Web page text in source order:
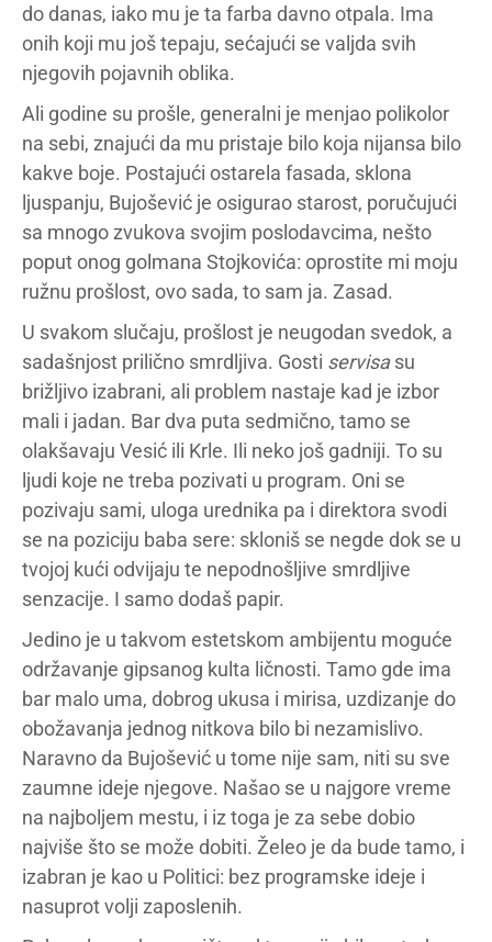
do danas, iako mu je ta farba davno otpala. Ima
onih koji mu još tepaju, sećajući se valjda svih
njegovih pojavnih oblika.
Ali godine su prošle, generalni je menjao polikolor
na sebi, znajući da mu pristaje bilo koja nijansa bilo
kakve boje. Postajući ostarela fasada, sklona
ljuspanju, Bujošević je osigurao starost, poručujući
sa mnogo zvukova svojim poslodavcima, nešto
poput onog golmana Stojkovića: oprostite mi moju
ružnu prošlost, ovo sada, to sam ja. Zasad.
U svakom slučaju, prošlost je neugodan svedok, a
sadašnjost prilično smrdljiva. Gosti servisasu
brižljivo izabrani, ali problem nastaje kad je izbor
mali i jadan. Bar dva puta sedmično, tamo se
olakšavaju Vesić ili Krle. Ili neko još gadniji. To su
ljudi koje ne treba pozivati u program. Oni se
pozivaju sami, uloga urednika pa i direktora svodi
se na poziciju baba sere: skloniš se negde dok se u
tvojoj kući odvijaju te nepodnošljive smrdljive
senzacije. I samo dodaš papir.
Jedino je u takvom estetskom ambijentu moguće
održavanje gipsanog kulta ličnosti. Tamo gde ima
bar malo uma, dobrog ukusa i mirisa, uzdizanje do
obožavanja jednog nitkova bilo bi nezamislivo.
Naravno da Bujošević u tome nije sam, niti su sve
zaumne ideje njegove. Našao se u najgore vreme
na najboljem mestu, i iz toga je za sebe dobio
najviše što se može dobiti. Želeo je da bude tamo, i
izabran je kao u Politici: bez programske ideje i
nasuprot volji zaposlenih.